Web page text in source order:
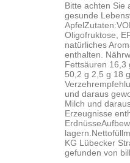
Bitte achten Sie
gesunde
Oligofruktose,
natürliches
enthalten.
Fettsäuren 16,3
50,2 g 2,5 g 18
und daraus
Milch und
Erzeugnisse
KG Lübecker
gefunden von